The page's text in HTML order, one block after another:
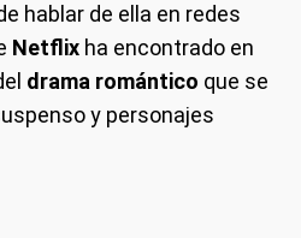
hablar de ella en redes
Netflix ha encontrado en
drama romántico que se
y personajes